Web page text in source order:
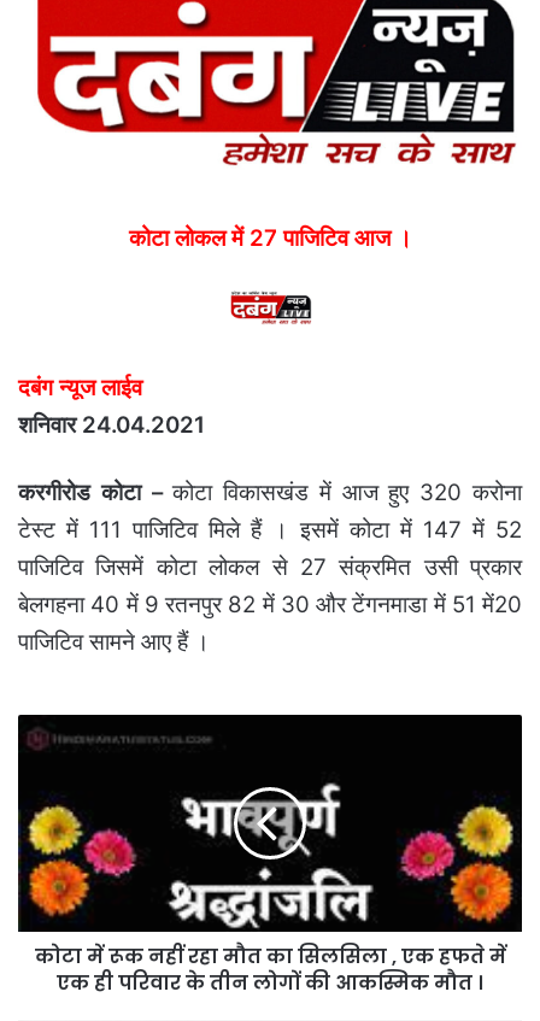
कोटा लोकल में 27 पाजिटिव आज ।
दबंग न्यूज लाईव
शनिवार 24.04.2021
करगीरोड कोटा –कोटा विकासखंड में आज हुए 320 करोना
टेस्ट में 111 पाजिटिव मिले हैं । इसमें कोटा में 147 में 52
पाजिटिव जिसमें कोटा लोकल से 27 संक्रमित उसी प्रकार
बेलगहना 40 में 9 रतनपुर 82 में 30 और टेंगनमाडा में 51 में20
पाजिटिव सामने आए हैं ।
कोटा
रहा
मौत
का
सिलसिला
,
एककोटा में रूक नहीं रहा मौत का सिलसिला , एक हफते में
एक ही परिवार के तीन लोगों की आकस्मिक मौत ।